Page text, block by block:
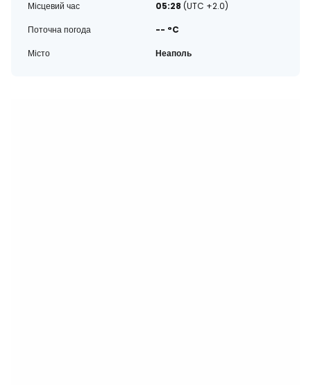
Місцевий час
05:28 (UTC +2.0)
Поточна погода
-- °C
Місто
Неаполь